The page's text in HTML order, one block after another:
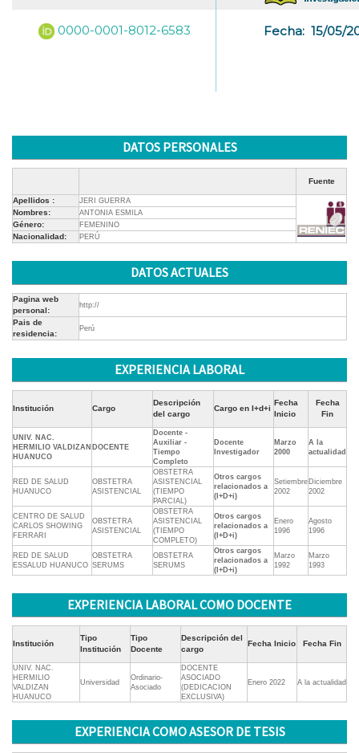
0000-0001-8012-6583 Fecha: 15/05/
DATOS PERSONALES
Fuente
Apellidos : JERI GUERRA
Nombres: ANTONIA ESMILA
Género: FEMENINO
Nacionalidad: PERÚ
DATOS ACTUALES
Pagina web
personal:
http://
Pais de
residencia:
Perú
EXPERIENCIA LABORAL
Institución Cargo
Descripción
del cargo
Cargo en I+d+i
Fecha
Inicio
Fecha
Fin
UNIV. NAC.
HERMILIO VALDIZAN
HUANUCO
DOCENTE
Docente -
Auxiliar -
Tiempo
Completo
Docente
Investigador
Marzo
2000
A la
actualidad
RED DE SALUD
HUANUCO
OBSTETRA
ASISTENCIAL
OBSTETRA
ASISTENCIAL
(TIEMPO
PARCIAL)
Otros cargos
relacionados a
(I+D+i)
Setiembre
2002
Diciembre
2002
CENTRO DE SALUD
CARLOS SHOWING
FERRARI
OBSTETRA
ASISTENCIAL
OBSTETRA
ASISTENCIAL
(TIEMPO
COMPLETO)
Otros cargos
relacionados a
(I+D+i)
Enero
1996
Agosto
1996
RED DE SALUD
ESSALUD HUANUCO
OBSTETRA
SERUMS
OBSTETRA
SERUMS
Otros cargos
relacionados a
(I+D+i)
Marzo
1992
Marzo
1993
EXPERIENCIA LABORAL COMO DOCENTE
Institución
Tipo
Institución
Tipo
Docente
Descripción del
cargo
Fecha Inicio Fecha Fin
UNIV. NAC.
HERMILIO
VALDIZAN
HUANUCO
Universidad
Ordinario-
Asociado
DOCENTE
ASOCIADO
(DEDICACION
EXCLUSIVA)
Enero 2022 A la actualidad
EXPERIENCIA COMO ASESOR DE TESIS